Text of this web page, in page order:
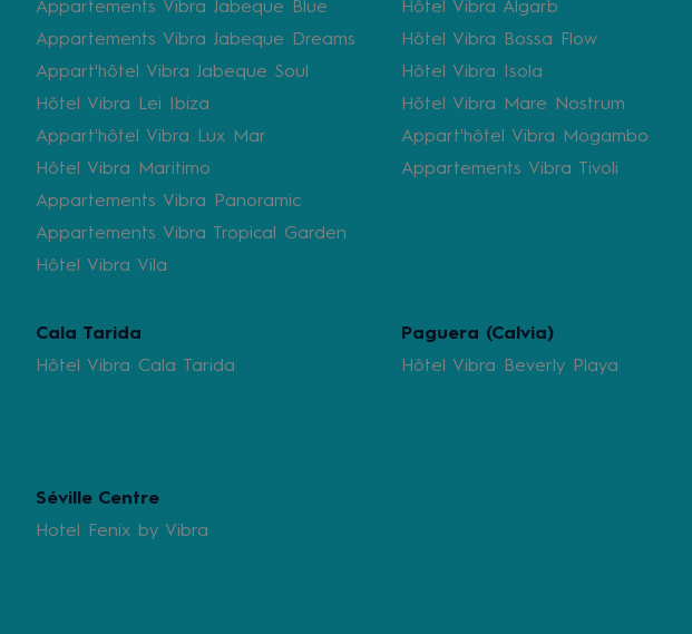
Appartements Vibra Jabeque Blue
Appartements Vibra Jabeque Dreams
Appart'hôtel Vibra Jabeque Soul
Hôtel Vibra Lei Ibiza
Appart'hôtel Vibra Lux Mar
Hôtel Vibra Maritimo
Appartements Vibra Panoramic
Appartements Vibra Tropical Garden
Hôtel Vibra Vila
Hôtel Vibra Algarb
Hôtel Vibra Bossa Flow
Hôtel Vibra Isola
Hôtel Vibra Mare Nostrum
Appart'hôtel Vibra Mogambo
Appartements Vibra Tivoli
Cala Tarida
Hôtel Vibra Cala Tarida
Paguera (Calvia)
Hôtel Vibra Beverly Playa
Séville Centre
Hotel Fenix by Vibra